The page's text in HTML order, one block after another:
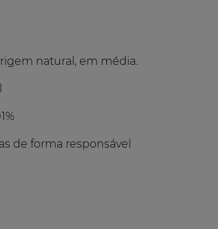
natural, em média.
de forma responsável